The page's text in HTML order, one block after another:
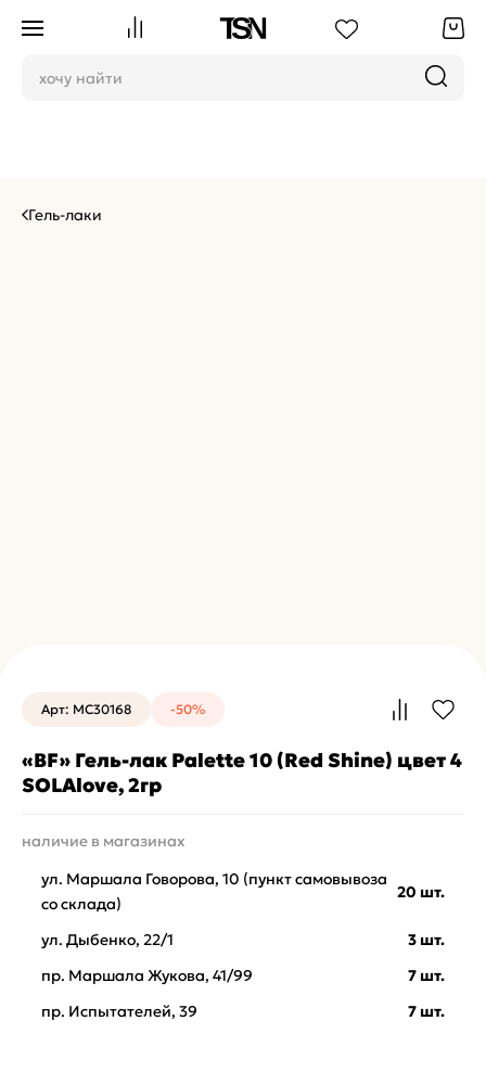
Гель-лаки
Арт: MC30168 -50%
«BF» Гель-лак Palette 10 (Red Shine) цвет 4
SOLAlove, 2гр
наличие в магазинах
ул. Маршала Говорова, 10 (пункт самовывоза
со склада)
20 шт.
ул. Дыбенко, 22/1
3 шт.
пр. Маршала Жукова, 41/99
7 шт.
пр. Испытателей, 39
7 шт.